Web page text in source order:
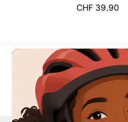
CHF39.90
Envoi gratuit
Dès CHF
accessoires